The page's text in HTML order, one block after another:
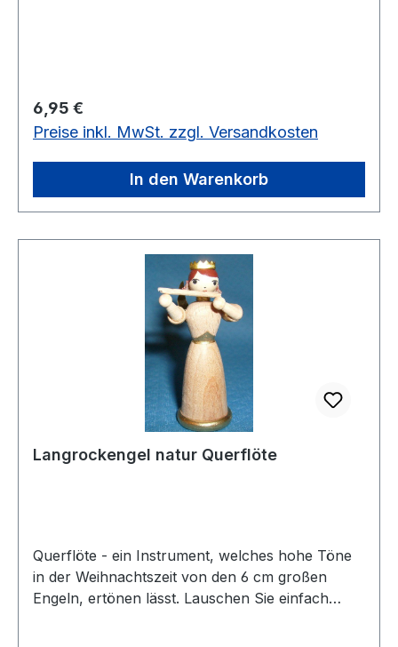
Regulärer Preis:
6,95 €
Preise inkl. MwSt. zzgl. Versandkosten
In den Warenkorb
Langrockengel natur Querflöte
Querflöte - ein Instrument, welches hohe Töne
in der Weihnachtszeit von den 6 cm großen
Engeln, ertönen lässt. Lauschen Sie einfach